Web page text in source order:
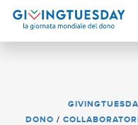
DONO /